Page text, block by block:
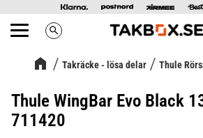
Meny search
Takräcke - lösa delar Thule
Thule WingBar Evo Black
711420